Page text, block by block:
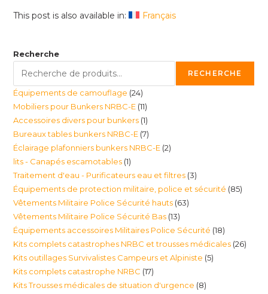
This post is also available in: Français
Recherche
RECHERCHE
Équipements de camouflage 2424
produits
Mobiliers pour Bunkers NRBC-E 1111
produits
Accessoires divers pour bunkers 11
produit
Bureaux tables bunkers NRBC-E 77
produits
Éclairage plafonniers bunkers NRBC-E 22
lits - Canapés escamotables 11
produit
Traitement d'eau - Purificateurs eau et filtres 33
produits
Équipements de protection militaire, police et sécurité 8585
Vêtements Militaire Police Sécurité hauts 6363
Vêtements Militaire Police Sécurité Bas 1313
produits
Équipements accessoires Militaires Police Sécurité 1818
produits
Kits complets catastrophes NRBC et trousses médicales 2626
Kits outillages Survivalistes Campeurs et Alpiniste 55
Kits complets catastrophe NRBC 1717
produits
Kits Trousses médicales de situation d'urgence 88